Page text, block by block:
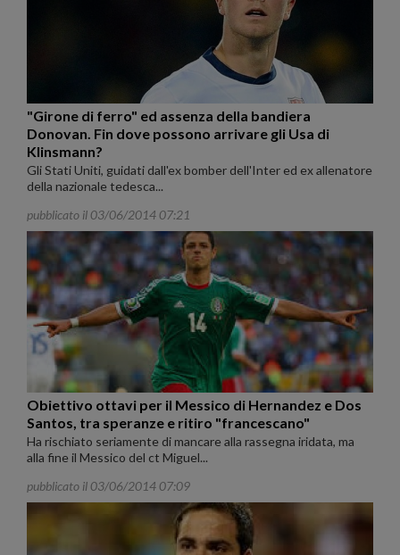
"Girone di ferro" ed assenza della bandiera
Donovan. Fin dove possono arrivare gli Usa di
Klinsmann?
Gli Stati Uniti, guidati dall'ex bomber dell'Inter ed ex allenatore
della nazionale tedesca...
pubblicato il 03/06/2014 07:21
Obiettivo ottavi per il Messico di Hernandez e Dos
Santos, tra speranze e ritiro "francescano"
Ha rischiato seriamente di mancare alla rassegna iridata, ma
alla fine il Messico del ct Miguel...
pubblicato il 03/06/2014 07:09